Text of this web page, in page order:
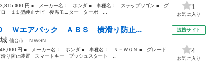
円 ■ メーカー名： ホンダ ■ 車種名： ステップワゴン ■ グ
１１型純正ナビ 後席モニター ターボ ...
1
お気に入り
Ｗエアバック ＡＢＳ 横滑り防止...
仙台市
N-WGN
円 ■ メーカー名： ホンダ ■ 車種名： Ｎ－ＷＧＮ ■ グレード
防止装置 スマートキー プッシュスタート ...
提携サイト
4
お気に入り